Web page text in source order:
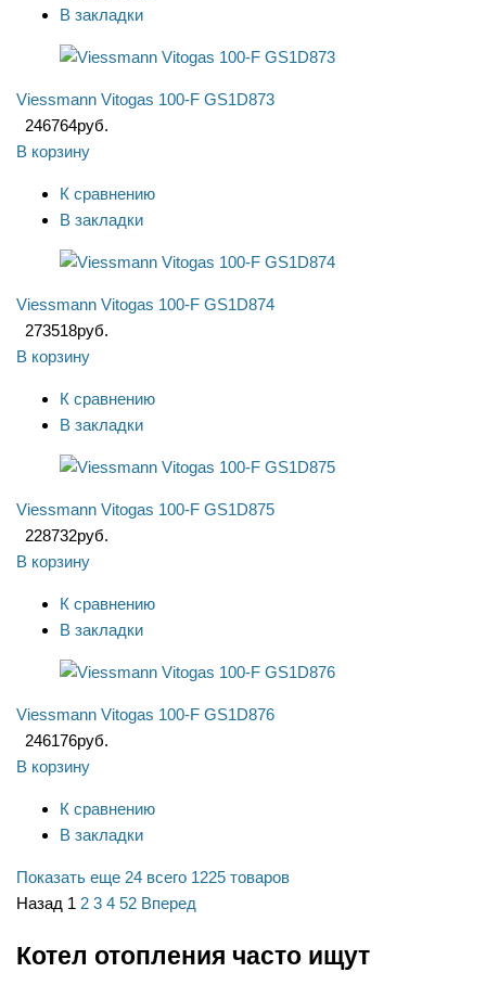
В закладки
Viessmann Vitogas 100-F GS1D873
246764руб.
В корзину
К сравнению
В закладки
Viessmann Vitogas 100-F GS1D874
273518руб.
В корзину
К сравнению
В закладки
Viessmann Vitogas 100-F GS1D875
228732руб.
В корзину
К сравнению
В закладки
Viessmann Vitogas 100-F GS1D876
246176руб.
В корзину
К сравнению
В закладки
Показать еще 24 всего 1225 товаров
Назад 1 2 3 4 52 Вперед
Котел отопления часто ищут